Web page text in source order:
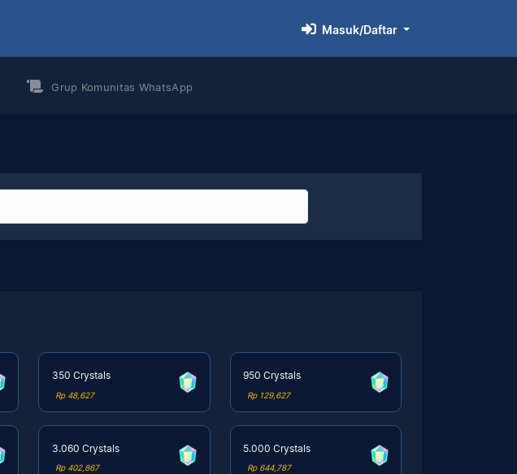
Masuk/Daftar
Grup Komunitas WhatsApp
350 Crystals
Rp 48,627
950 Crystals
Rp 129,627
3.060 Crystals
Rp 402,867
5.000 Crystals
Rp 644,787